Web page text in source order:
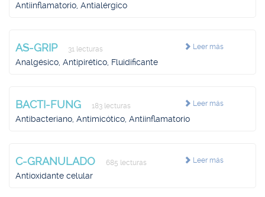
Antiinflamatorio, Antialérgico
Leer más
AS-GRIP 31 lecturas
Analgésico, Antipirético, Fluidificante
Leer más
BACTI-FUNG 183 lecturas
Antibacteriano, Antimicótico, Antiinflamatorio
Leer más
C-GRANULADO 685 lecturas
Antioxidante celular